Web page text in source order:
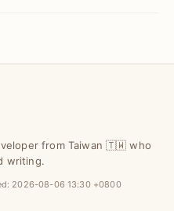
from Taiwan 🇹🇼 who
writing.
2026-08-06 13:30 +0800